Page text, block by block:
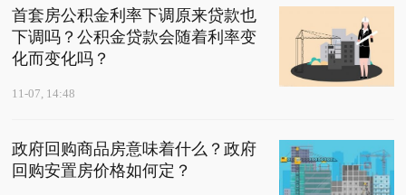
首套房公积金利率下调原来贷款也
下调吗？公积金贷款会随着利率变
化而变化吗？
11-07, 14:48
政府回购商品房意味着什么？政府
回购安置房价格如何定？